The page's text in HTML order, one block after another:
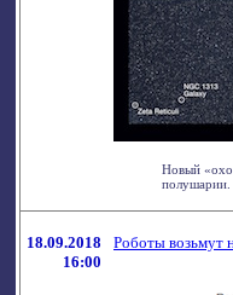
Новый
полушарии.
18.09.2018
16:00
Роботы возьмут